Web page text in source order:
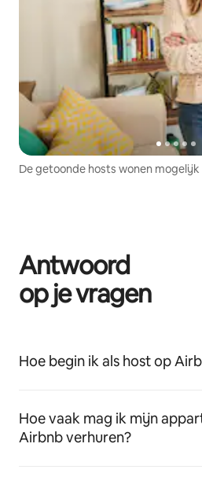
De getoonde hosts wonen
Antwoord
op je vragen
Hoe begin ik als host op
Hoe vaak mag ik mijn
Airbnb verhuren?